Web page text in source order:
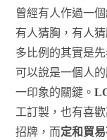
曾經有人作過一
有人猜胸，有人
多比例的其實是
可以說是一個人
一印象的關鍵。
工訂製，也有喜
招牌，而定和貿